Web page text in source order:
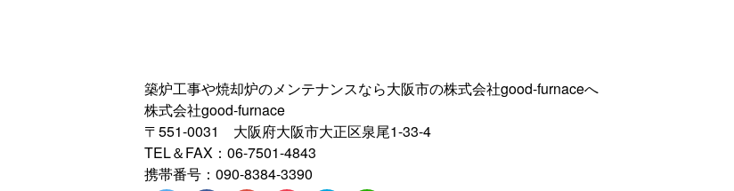
築炉工事や焼却炉のメンテナンスなら大阪市の株式会社good-furnaceへ
株式会社good-furnace
〒551-0031 大阪府大阪市大正区泉尾1-33-4
TEL＆FAX：06-7501-4843
携帯番号：090-8384-3390